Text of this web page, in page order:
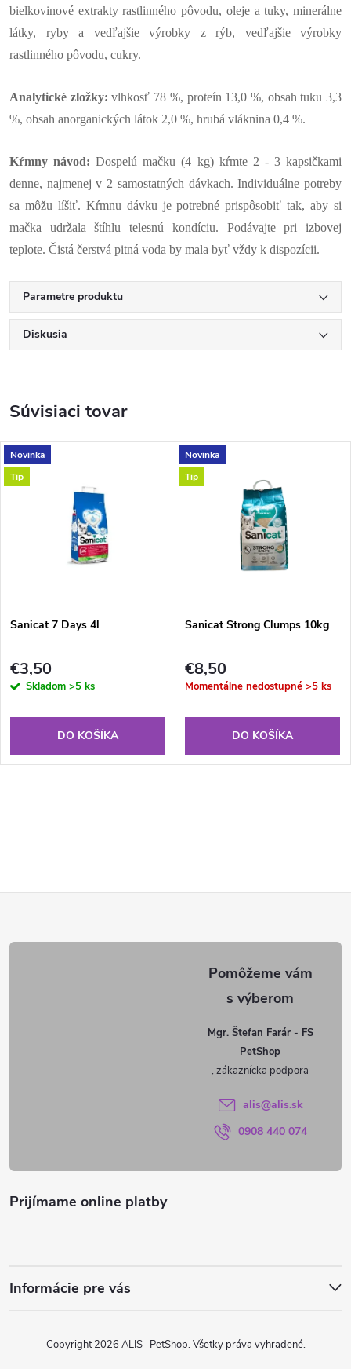
bielkovinové extrakty rastlinného pôvodu, oleje a tuky, minerálne
látky, ryby a vedľajšie výrobky z rýb, vedľajšie výrobky
rastlinného pôvodu, cukry.
Analytické zložky: vlhkosť 78 %, proteín 13,0 %, obsah tuku 3,3
%, obsah anorganických látok 2,0 %, hrubá vláknina 0,4 %.
Kŕmny návod: Dospelú mačku (4 kg) kŕmte 2 - 3 kapsičkami
denne, najmenej v 2 samostatných dávkach. Individuálne potreby
sa môžu líšiť. Kŕmnu dávku je potrebné prispôsobiť tak, aby si
mačka udržala štíhlu telesnú kondíciu. Podávajte pri izbovej
teplote. Čistá čerstvá pitná voda by mala byť vždy k dispozícii.
Parametre produktu
Diskusia
Súvisiaci tovar
Novinka
Tip
Sanicat 7 Days 4l
€3,50
Skladom >5 ks
DO KOŠÍKA
Novinka
Tip
Sanicat Strong Clumps 10kg
€8,50
Momentálne nedostupné >5 ks
DO KOŠÍKA
á
Mgr. Štefan Farár - FS
PetShop
alis@alis.sk
0908 440 074
Prijímame online platby
Informácie pre vás
Copyright 2026 ALIS- PetShop. Všetky práva vyhradené.